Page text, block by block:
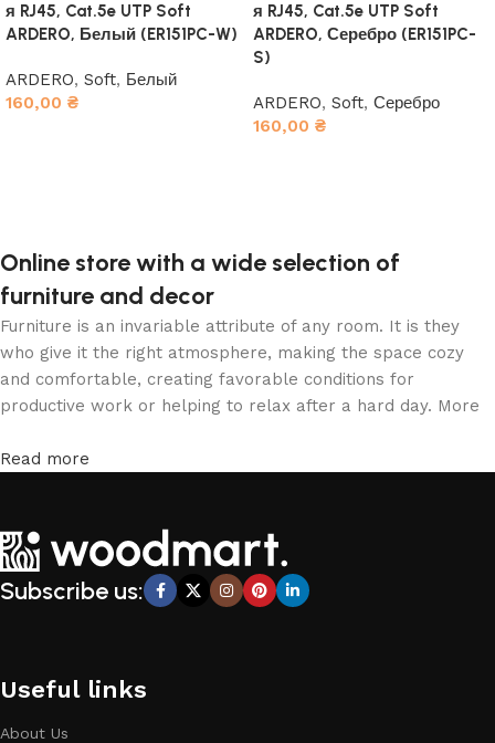
я RJ45, Cat.5e UTP Soft
ARDERO, Белый (ER151PC-W)
ARDERO, Soft, Белый
160,00 ₴
я RJ45, Cat.5e UTP Soft
ARDERO, Серебро (ER151PC-
S)
ARDERO, Soft, Серебро
160,00 ₴
Online store with a wide selection of
furniture and decor
Furniture is an invariable attribute of any room. It is they
who give it the right atmosphere, making the space cozy
and comfortable, creating favorable conditions for
productive work or helping to relax after a hard day. More
online store, when you can sit down at the computer in your
of furniture: both home and office furniture are available.
Furniture production is a modern form of art
Furniture manufacturers, as well as manufacturers of other
creations - furniture from professional craftsmen, which will
be appreciated by true connoisseurs of beauty. We have
selected for you the best models from modern craftsmen
Read more
Subscribe us:
Useful links
About Us